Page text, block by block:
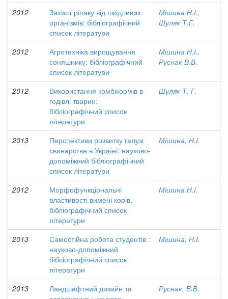
2012
Захист ріпаку від шкідливих
організмів: бібліографічний
список літератури
Мішина Н.І.,
Шуляк Т.Г.
2012
Агротехніка вирощування
соняшнику: бібліографічний
список літератури
Мішина Н.І.,
Руснак В.В.
2012
Використання комбікормів в
годівлі тварин:
бібліографічний список
літератури
Шуляк Т. Г.
2013
Перспективи розвитку галузі
свинарства в Україні: науково-
допоміжний бібліографічний
список літератури
Мішина, Н.І.
2012
Морфофункціональні
властивості вимені корів:
бібліографічний список
літератури
Мішина Н.І.
2013
Самостійна робота студентів :
науково-допоміжний
бібліографічний список
літератури
Мішина, Н.І.
2013
Ландшафтний дизайн та
Руснак, В.В.